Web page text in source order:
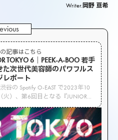
Writer. 岡野 亘希
記事はこちら
TOKYO 6｜PEEK-A-BOO 若手
た次世代美容師のパワフルス
レポート
谷の Spotify O-EAST で2023年10
火）、第6回目となる『JUNIOR
6』が開催されました。このイベ
、日頃のサロンワークでスタイ
サポートを行うアシスタント